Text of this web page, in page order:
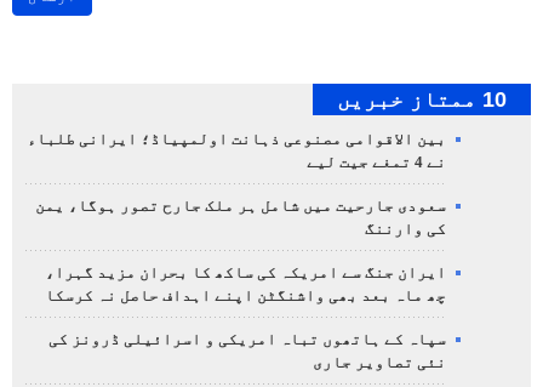
10 ممتاز خبریں
بین الاقوامی مصنوعی ذہانت اولمپیاڈ؛ ایرانی طلباء
نے 4 تمغے جیت لیے
سعودی جارحیت میں شامل ہر ملک جارح تصور ہوگا، یمن
کی وارننگ
ایران جنگ سے امریکہ کی ساکھ کا بحران مزید گہرا،
چھ ماہ بعد بھی واشنگٹن اپنے اہداف حاصل نہ کرسکا
سپاہ کے ہاتھوں تباہ امریکی و اسرائیلی ڈرونز کی
نئی تصاویر جاری